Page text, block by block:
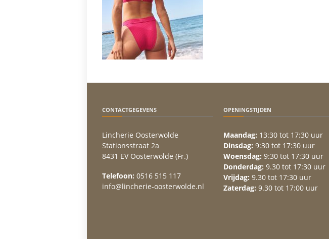
CONTACTGEGEVENS
Lincherie Oosterwolde
Stationsstraat 2a
8431 EV Oosterwolde (Fr.)
Telefoon: 0516 515 117
info@lincherie-oosterwolde.nl
OPENINGSTIJDEN
Maandag: 13:30 tot 17:30 uur
Dinsdag: 9:30 tot 17:30 uur
Woensdag: 9:30 tot 17:30 uur
Donderdag: 9.30 tot 17:30 uur
Vrijdag: 9.30 tot 17:30 uur
Zaterdag: 9.30 tot 17:00 uur